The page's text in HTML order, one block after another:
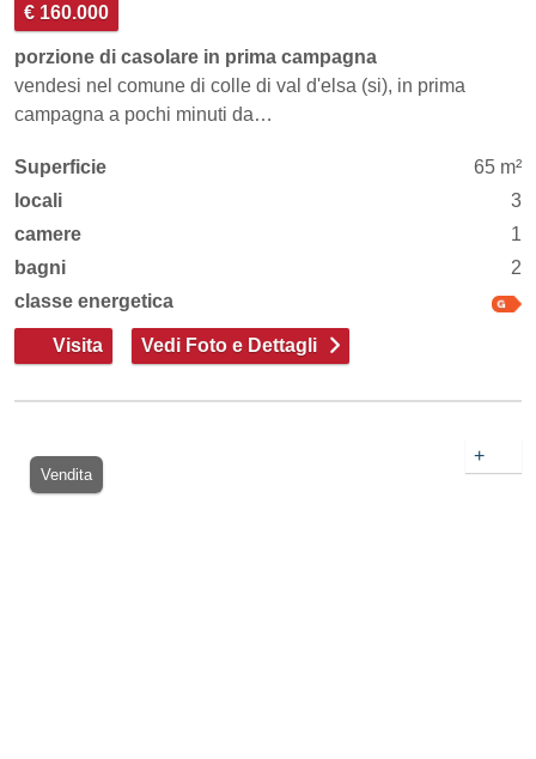
€ 160.000
porzione di casolare in prima campagna
vendesi nel comune di colle di val d'elsa (si), in prima
campagna a pochi minuti da…
Superficie
65 m²
locali
3
camere
1
bagni
2
classe energetica
Visita Vedi Foto e Dettagli
Vendita
+